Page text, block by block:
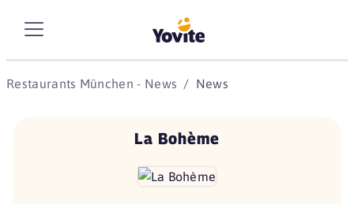
Restaurants München - News News
La Bohème